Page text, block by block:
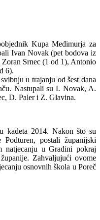
Kupa Međimurja za
Ivan Novak (pet bodova iz
Srnec (1 od 1), Antonio
6).
u trajanju od šest dana
Nastupali su I. Novak, A.
D. Paler i Z. Glavina.
kadeta 2014. Nakon što su
postali županijski
natjecanju u Gradini pokraj
Zahvaljujući ovome
osnovnih škola u Poreč